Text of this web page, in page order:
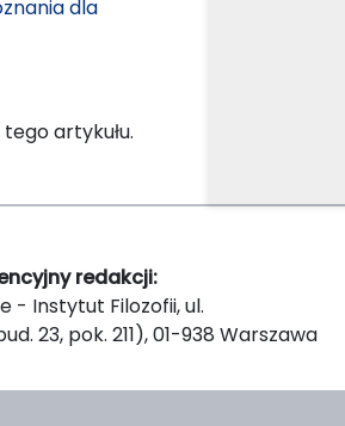
dla
artykułu.
redakcji:
- Instytut Filozofii, ul.
23, pok. 211), 01-938 Warszawa